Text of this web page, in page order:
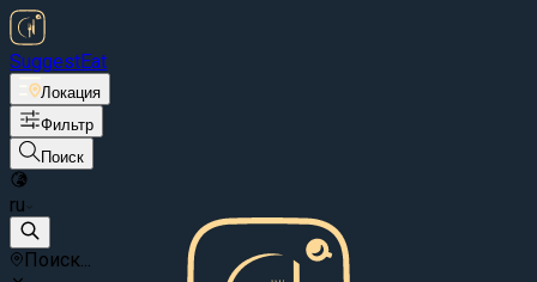
SuggestEat
Локация
Фильтр
Поиск
ru
Поиск...